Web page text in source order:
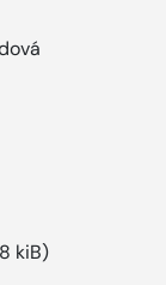
kiB)